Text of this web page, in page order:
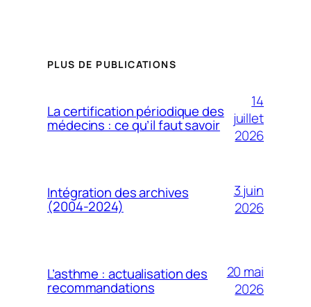
PLUS DE PUBLICATIONS
La certification périodique des
médecins : ce qu’il faut savoir
14
juillet
2026
Intégration des archives
(2004-2024)
3 juin
2026
L’asthme : actualisation des
recommandations
20 mai
2026